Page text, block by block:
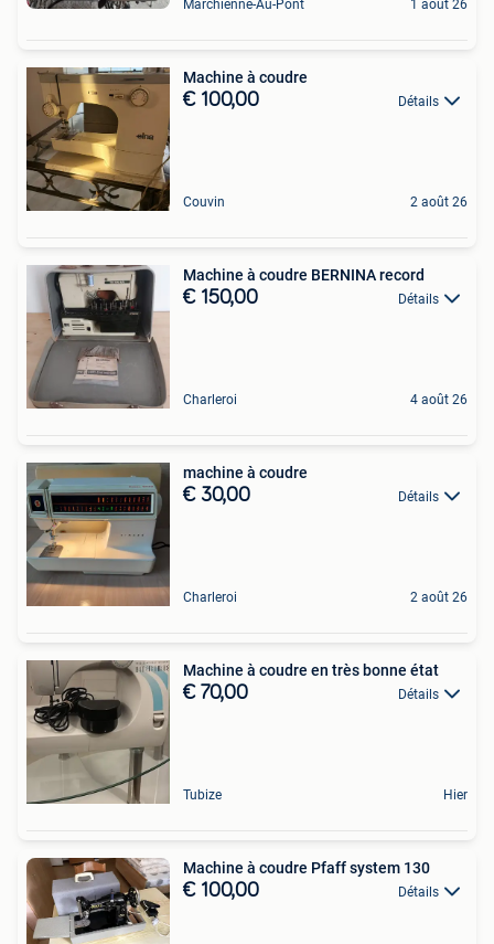
Marchienne-Au-Pont 1 août 26
Machine à coudre
€ 100,00 Détails
Couvin 2 août 26
Machine à coudre BERNINA record
€ 150,00 Détails
Charleroi 4 août 26
machine à coudre
€ 30,00 Détails
Charleroi 2 août 26
Machine à coudre en très bonne état
€ 70,00 Détails
Tubize Hier
Machine à coudre Pfaff system 130
€ 100,00 Détails